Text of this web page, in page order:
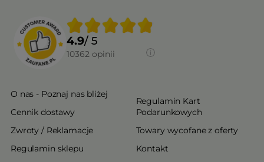
4.9/ 5
10362 opinii
O nas - Poznaj nas bliżej
Cennik dostawy
Zwroty / Reklamacje
Regulamin sklepu
Regulamin Kart
Podarunkowych
Towary wycofane z oferty
Kontakt